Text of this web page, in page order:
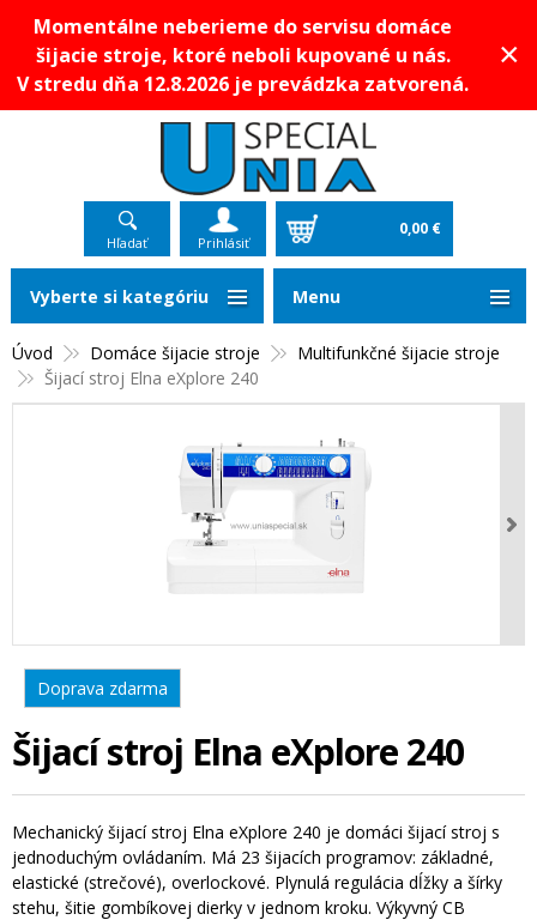
Momentálne neberieme do servisu domáce
šijacie stroje, ktoré neboli kupované u nás.
V stredu dňa 12.8.2026 je prevádzka zatvorená.
×
Hľadať Prihlásiť
0,00 €
Úvod Domáce šijacie stroje
Multifunkčné šijacie stroje
Šijací stroj Elna eXplore 240
Doprava zdarma
Šijací stroj Elna eXplore 240
Mechanický šijací stroj Elna eXplore 240 je domáci šijací stroj s
jednoduchým ovládaním. Má 23 šijacích programov: základné,
elastické (strečové), overlockové. Plynulá regulácia dĺžky a šírky
stehu, šitie gombíkovej dierky v jednom kroku. Výkyvný CB
Vyberte si kategóriu Menu